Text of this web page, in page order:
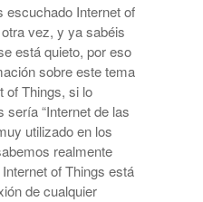
escuchado Internet of
vez, y ya sabéis
está quieto, por eso
sobre este tema
of Things, si lo
“Internet de las
utilizado en los
realmente
of Things está
de cualquier